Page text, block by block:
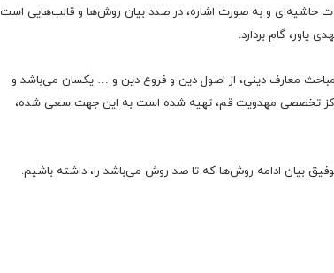
حاشیه‌ای و به صورت اشاره، در صدد بیان روش‌ها و قالب‌هایی است
یاور، گام بردارد.
معارف دینی، از اصول دین و فروع دین و … یکسان می‌باشد و
مرکز تخصصی مهدویت قم، تهیه شده است به این جهت سعی شده،
بیان ادامه روش‌ها که تا صد روش می‌باشد را، داشته باشیم.